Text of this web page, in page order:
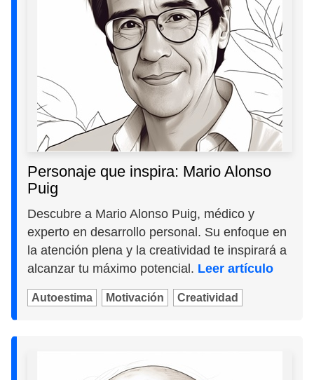
Personaje que inspira: Mario Alonso
Puig
Descubre a Mario Alonso Puig, médico y
experto en desarrollo personal. Su enfoque en
la atención plena y la creatividad te inspirará a
alcanzar tu máximo potencial. Leer artículo
Autoestima Motivación Creatividad